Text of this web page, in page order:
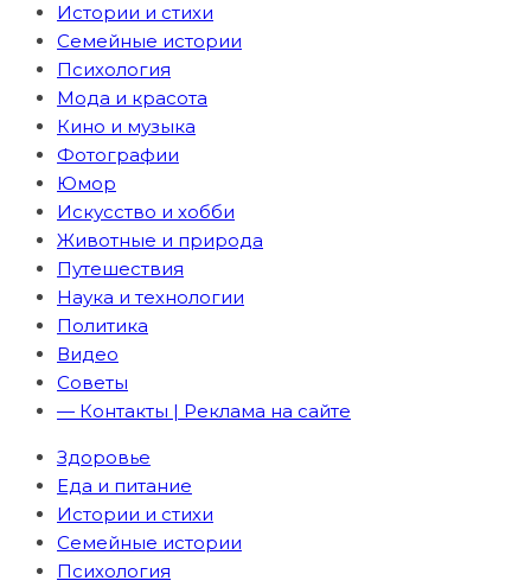
Истории и стихи
Семейные истории
Психология
Мода и красота
Кино и музыка
Фотографии
Юмор
Искусство и хобби
Животные и природа
Путешествия
Наука и технологии
Политика
Видео
Советы
— Контакты | Реклама на сайте
Здоровье
Еда и питание
Истории и стихи
Семейные истории
Психология